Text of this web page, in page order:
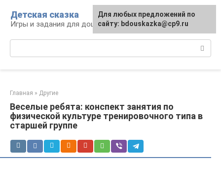
контенту
Детская сказка
Игры и задания для дошкольников
Главная » Другие
Веселые ребята: конспект занятия по
физической культуре тренировочного типа в
старшей группе
Для любых предложений по
сайту: bdouskazka@cp9.ru